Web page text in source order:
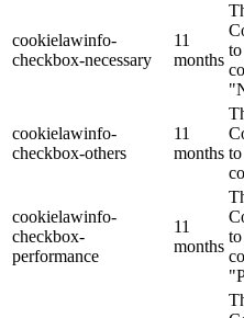
cookielawinfo-
checkbox-necessary
11
months
cookielawinfo-
checkbox-others
11
months
cookielawinfo-
checkbox-
performance
11
months